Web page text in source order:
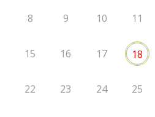
8 9 10 11
15 16 17 18
22 23 24 25